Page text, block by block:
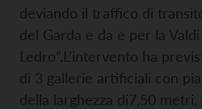
deviando il traffico di
del Garda e da e per la Valdi
Ledro”.L’intervento ha
di 3 gallerie artificiali con
della larghezza di7,50